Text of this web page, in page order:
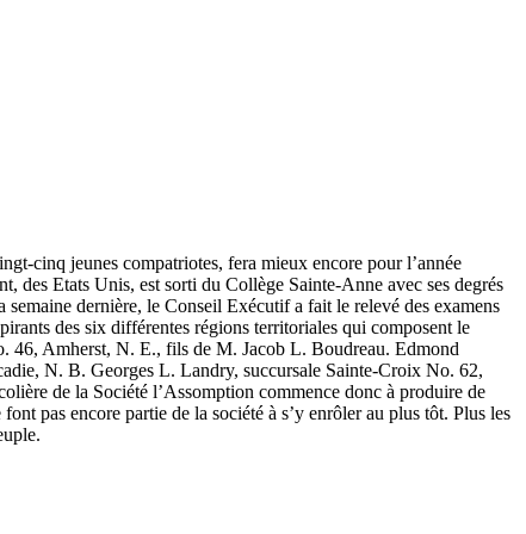
cinq jeunes compatriotes, fera mieux encore pour l’année
des Etats Unis, est sorti du Collège Sainte-Anne avec ses degrés
dernière, le Conseil Exécutif a fait le relevé des examens
des six différentes régions territoriales qui composent le
46, Amherst, N. E., fils de M. Jacob L. Boudreau. Edmond
N. B. Georges L. Landry, succursale Sainte-Croix No. 62,
de la Société l’Assomption commence donc à produire de
pas encore partie de la société à s’y enrôler au plus tôt. Plus les